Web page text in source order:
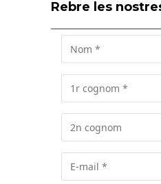
Rebre les